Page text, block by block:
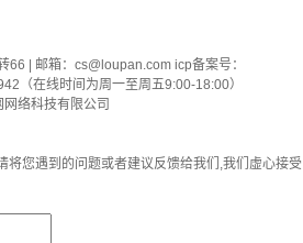
| 邮箱： cs@loupan.com icp备案号：
（在线时间为周一至周五9:00-18:00）
络科技有限公司
将您遇到的问题或者建议反馈给我们,我们虚心接受